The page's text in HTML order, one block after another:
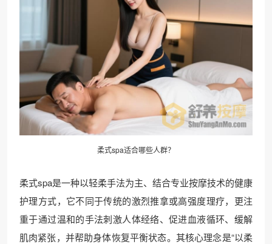
柔式spa适合哪些人群？
柔式spa是一种以轻柔手法为主、结合专业按摩技术的健康
护理方式，它不同于传统的激烈推拿或高强度理疗，更注
重于通过温和的手法刺激人体经络、促进血液循环、缓解
肌肉紧张，并帮助身体恢复平衡状态。其核心理念是“以柔